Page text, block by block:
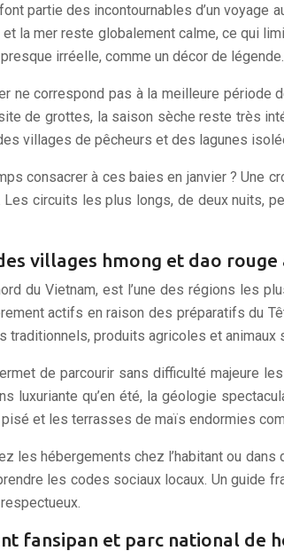
partie des incontournables d’un
la mer reste globalement calme, ce qui
irréelle, comme un décor de légende.
ne correspond pas à la meilleure période
de grottes, la saison sèche reste très
villages de pêcheurs et des lagunes
consacrer à ces baies en janvier ? Une
Les circuits les plus longs, de deux
villages hmong et dao rouge
du Vietnam, est l’une des régions les
actifs en raison des préparatifs du
produits agricoles et animaux
de parcourir sans difficulté majeure
luxuriante qu’en été, la géologie
et les terrasses de maïs endormies
les hébergements chez l’habitant ou
les codes sociaux locaux. Un guide
fansipan et parc national de